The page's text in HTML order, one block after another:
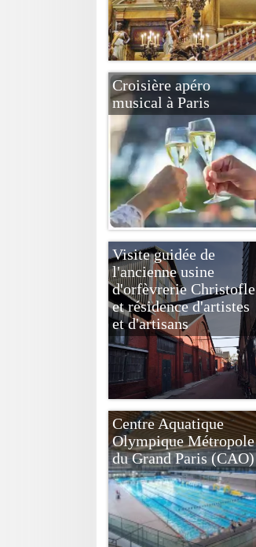
Croisière apéro
musical à Paris
Visite guidée de
l'ancienne usine
d'orfèvrerie Christofle
et résidence d'artistes
et d'artisans
Centre Aquatique
Olympique Métropole
du Grand Paris (CAO)